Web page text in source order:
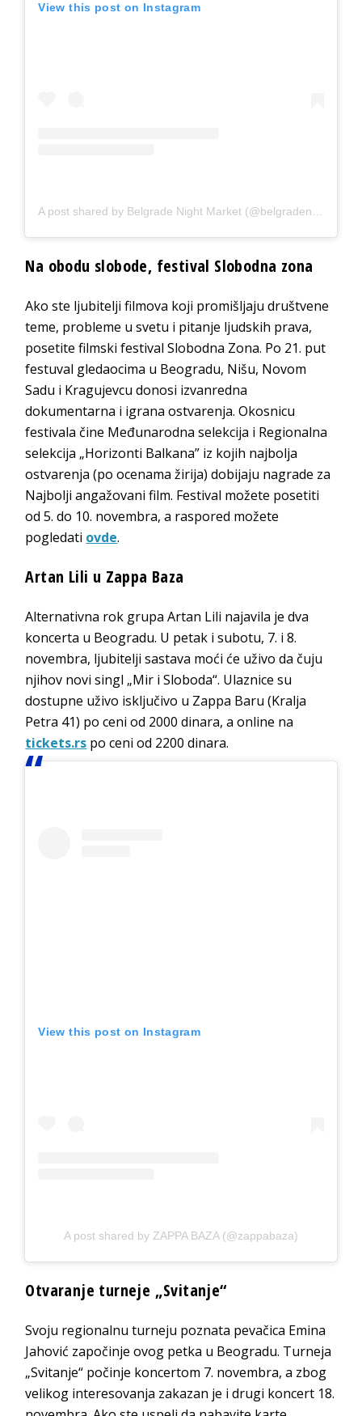
View this post on Instagram
Na obodu slobode, festival Slobodna zona
Ako ste ljubitelji filmova koji promišljaju društvene
teme, probleme u svetu i pitanje ljudskih prava,
posetite filmski festival Slobodna Zona. Po 21. put
festuval gledaocima u Beogradu, Nišu, Novom
Sadu i Kragujevcu donosi izvanredna
dokumentarna i igrana ostvarenja. Okosnicu
festivala čine Međunarodna selekcija i Regionalna
selekcija „Horizonti Balkana” iz kojih najbolja
ostvarenja (po ocenama žirija) dobijaju nagrade za
Najbolji angažovani film. Festival možete posetiti
od 5. do 10. novembra, a raspored možete
pogledati ovde.
Artan Lili u Zappa Baza
Alternativna rok grupa Artan Lili najavila je dva
koncerta u Beogradu. U petak i subotu, 7. i 8.
novembra, ljubitelji sastava moći će uživo da čuju
njihov novi singl „Mir i Sloboda“. Ulaznice su
dostupne uživo isključivo u Zappa Baru (Kralja
Petra 41) po ceni od 2000 dinara, a online na
tickets.rs po ceni od 2200 dinara.
View this post on Instagram
A post shared by ZAPPA BAZA (@zappabaza)
Otvaranje turneje „Svitanje“
Svoju regionalnu turneju poznata pevačica Emina
Jahović započinje ovog petka u Beogradu. Turneja
„Svitanje“ počinje koncertom 7. novembra, a zbog
velikog interesovanja zakazan je i drugi koncert 18.